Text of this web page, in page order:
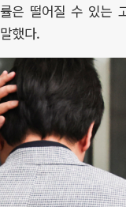
은 떨어질 수 있는
했다.